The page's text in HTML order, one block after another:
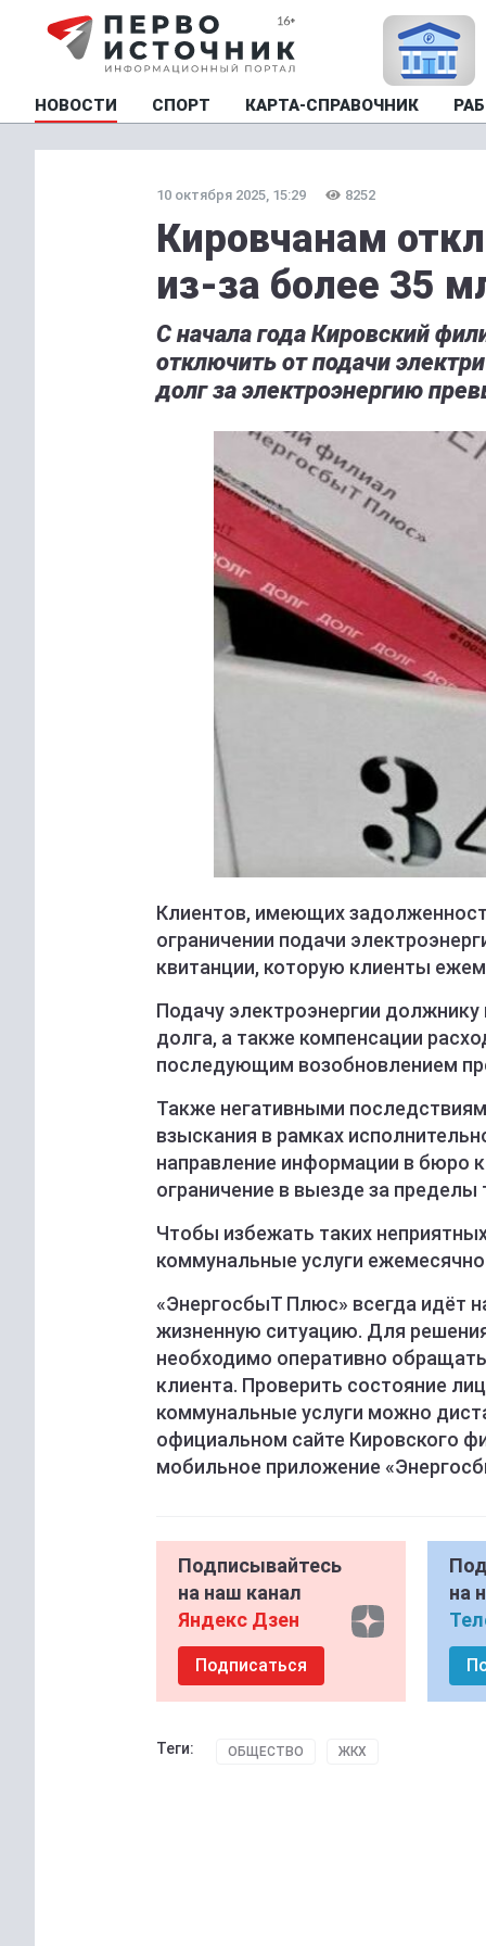
НОВОСТИ СПОРТ КАРТА-СПРАВОЧНИК
10 октября 2025, 15:29 8252
Кировчанам
из-за более 35
С начала года Кировский
отключить от подачи
долг за электроэнергию
Клиентов, имеющих
ограничении подачи
квитанции, которую клиенты
Подачу электроэнергии
долга, а также компенсации
последующим возобновлением
Также негативными
взыскания в рамках
направление информации в бюро
ограничение в выезде за пределы
Чтобы избежать таких
коммунальные услуги
«ЭнергосбыТ Плюс» всегда идёт
жизненную ситуацию. Для
необходимо оперативно
клиента. Проверить состояние
коммунальные услуги можно
официальном сайте Кировского
мобильное приложение
Подписывайтесь
на наш канал
Яндекс Дзен
Подписаться
на
Теги: ОБЩЕСТВО ЖКХ